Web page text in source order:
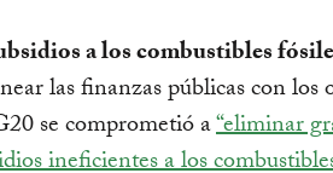
a los combustibles
las finanzas públicas con los
se comprometió a“eliminar
ineficientes a los